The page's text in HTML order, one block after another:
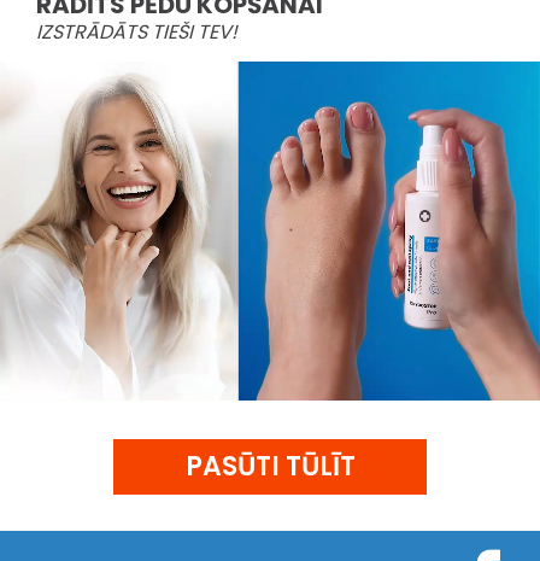
IZSTRĀDĀTS TIEŠI TEV!
PASŪTI TŪLĪT